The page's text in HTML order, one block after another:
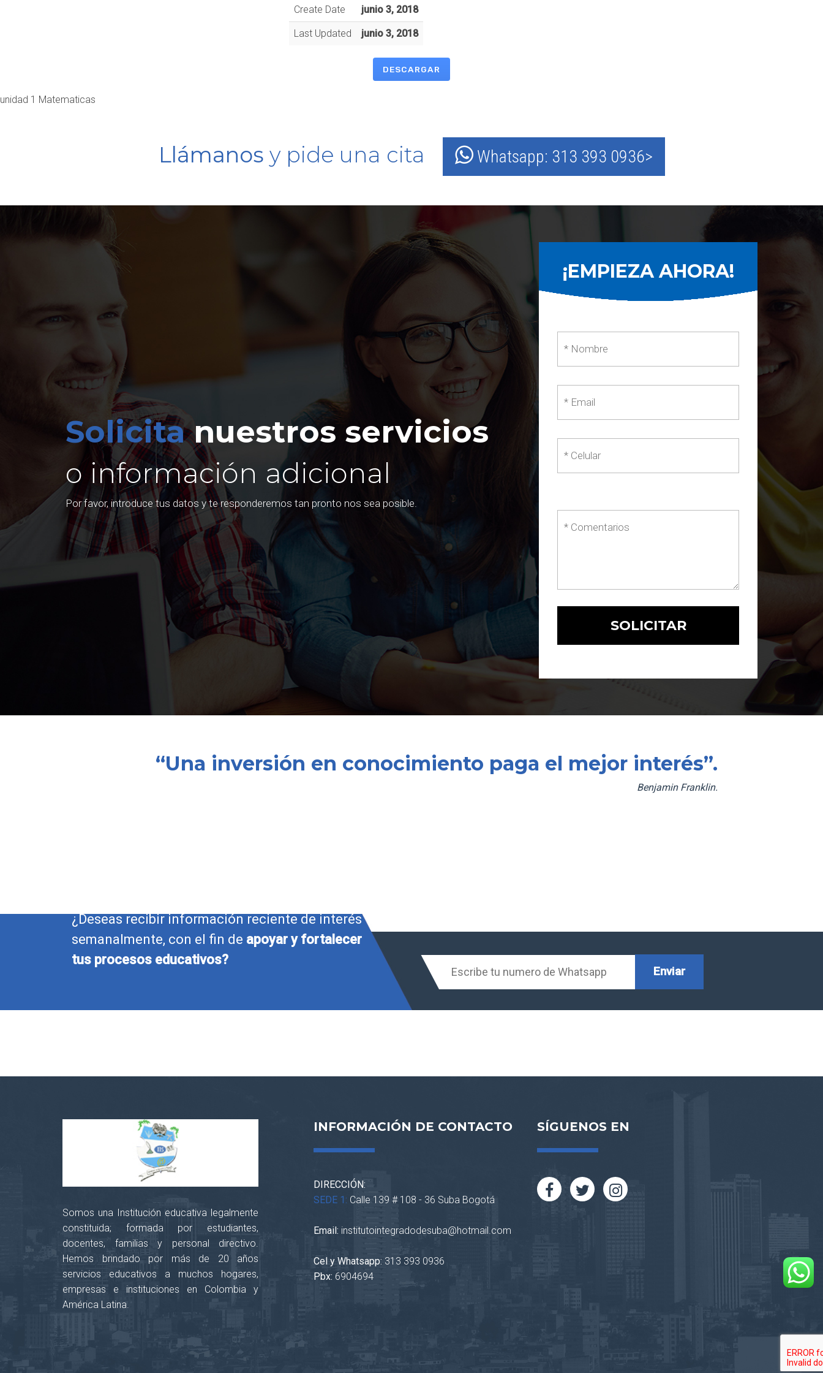
Create Date junio 3, 2018
Last Updated junio 3, 2018
DESCARGAR
unidad 1 Matematicas
Llámanos y pide una cita Whatsapp: 313 393 0936>
Solicitanuestros servicios
o información adicional
Por favor, introduce tus datos y te responderemos tan pronto nos sea posible.
¡EMPIEZA AHORA!
“Una inversión en conocimiento paga el mejor interés”.
Benjamin Franklin.
¿Deseas recibir información reciente de interés
semanalmente, con el fin de apoyar y fortalecer
tus procesos educativos?
Somos una Institución educativa legalmente
constituida; formada por estudiantes,
docentes, familias y personal directivo.
Hemos brindado por más de 20 años
servicios educativos a muchos hogares,
empresas e instituciones en Colombia y
América Latina.
INFORMACIÓN DE CONTACTO
DIRECCIÓN:
SEDE 1: Calle 139 # 108 - 36 Suba Bogotá
Email: institutointegradodesuba@hotmail.com
Cel y Whatsapp: 313 393 0936
Pbx: 6904694
SÍGUENOS EN